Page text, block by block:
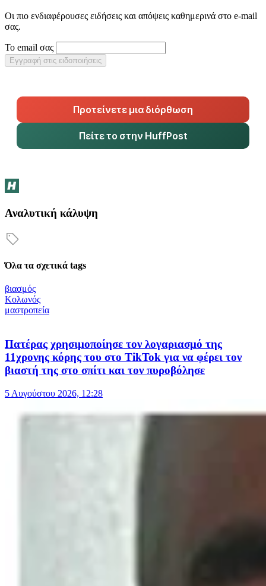
Οι πιο ενδιαφέρουσες ειδήσεις και απόψεις καθημερινά στο e-mail
σας.
Το email σας
Εγγραφή στις ειδοποιήσεις
Προτείνετε μια διόρθωση
Πείτε το στην HuffPost
Αναλυτική κάλυψη
Όλα τα σχετικά tags
βιασμός
Κολωνός
μαστροπεία
Πατέρας χρησιμοποίησε τον λογαριασμό της
11χρονης κόρης του στο TikTok για να φέρει τον
βιαστή της στο σπίτι και τον πυροβόλησε
5 Αυγούστου 2026, 12:28